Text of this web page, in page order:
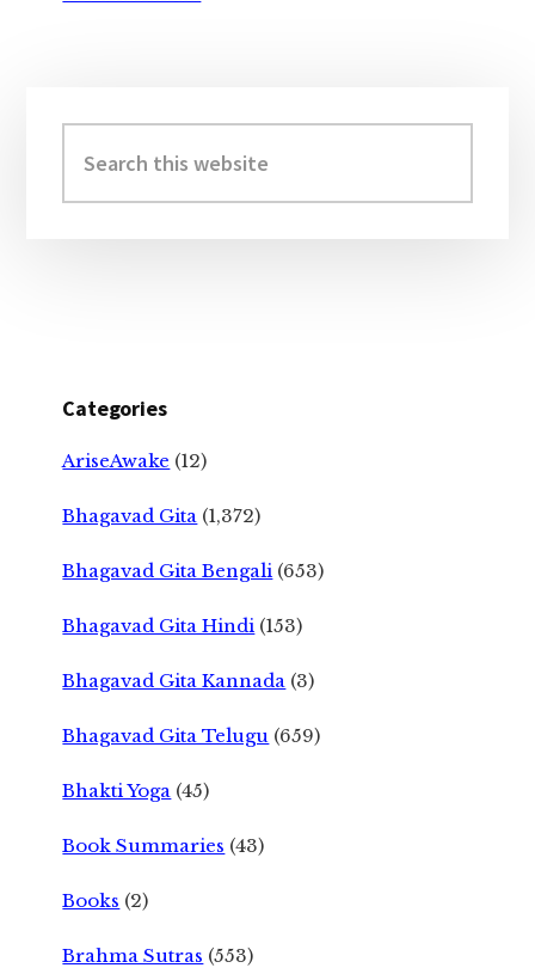
Sidebar
this
website
Categories
AriseAwake (12)
Bhagavad Gita (1,372)
Bhagavad Gita Bengali (653)
Bhagavad Gita Hindi (153)
Bhagavad Gita Kannada (3)
Bhagavad Gita Telugu (659)
Bhakti Yoga (45)
Book Summaries (43)
Books (2)
Brahma Sutras (553)